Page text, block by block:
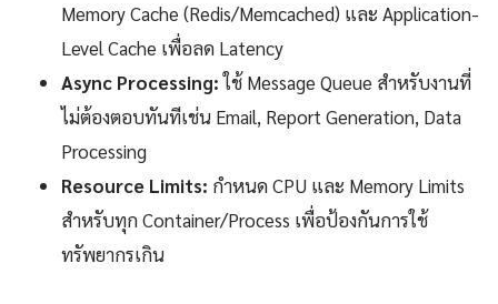
Memory Cache (Redis/Memcached) และ Application-
Level Cache เพื่อลด Latency
Async Processing:ใช้ Message Queue สำหรับงานที่
ไม่ต้องตอบทันทีเช่น Email, Report Generation, Data
Processing
Resource Limits: กำหนด CPU และ Memory Limits
สำหรับทุก Container/Process เพื่อป้องกันการใช้
ทรัพยากรเกิน